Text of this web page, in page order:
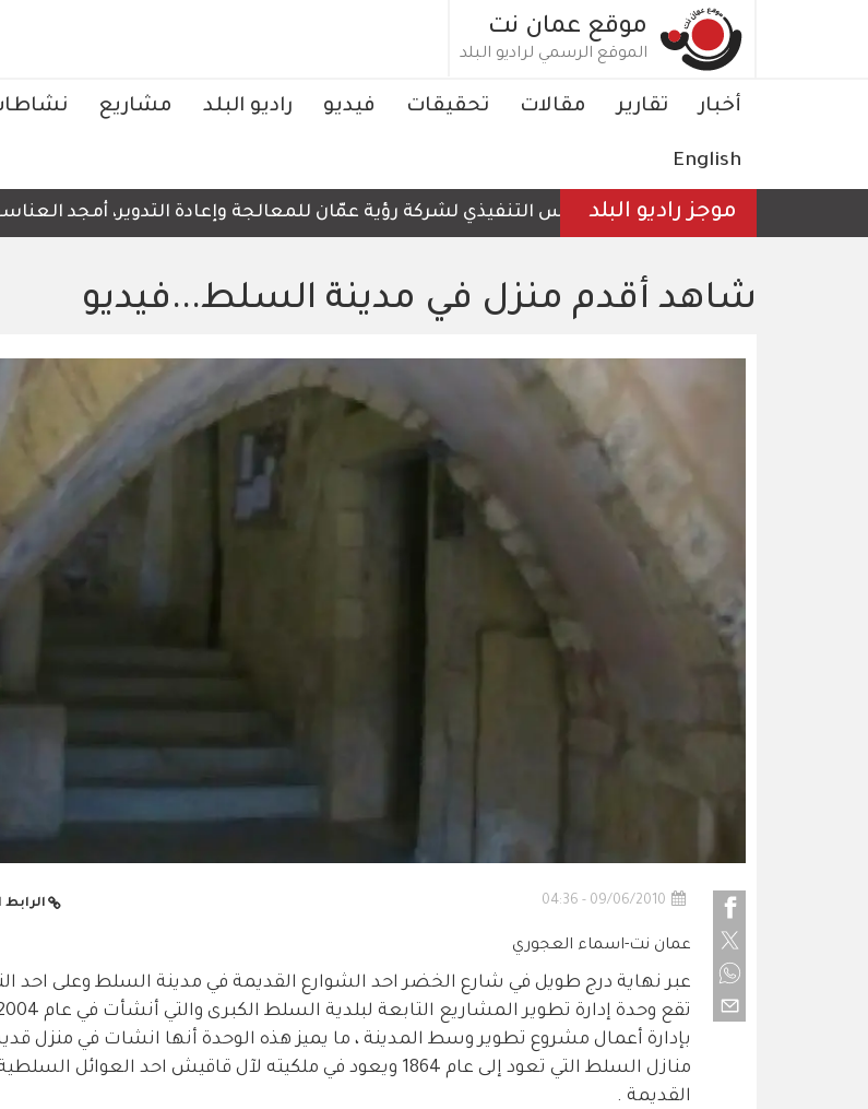
موقع عمان نت
الموقع الرسمي لراديو البلد
Main
أخبار تقارير مقالات تحقيقات فيديو راديو البلد مشاريع
English
موجز راديو البلدالرئيس التنفيذي لشركة رؤية عمّان للمعالجة وإعادة التدوير، أمجد
شاهد أقدم منزل في مدينة السلط...فيديو
09/06/2010 - 04:36
عمان نت-اسماء العجوري
عبر نهاية درج طويل في شارع الخضر احد الشوارع القديمة في مدينة السلط وعلى احد
بإدارة أعمال مشروع تطوير وسط المدينة ، ما يميز هذه الوحدة أنها انشات في منزل
منازل السلط التي تعود إلى عام 1864 ويعود في ملكيته لآل قاقيش احد العوائل
القديمة .